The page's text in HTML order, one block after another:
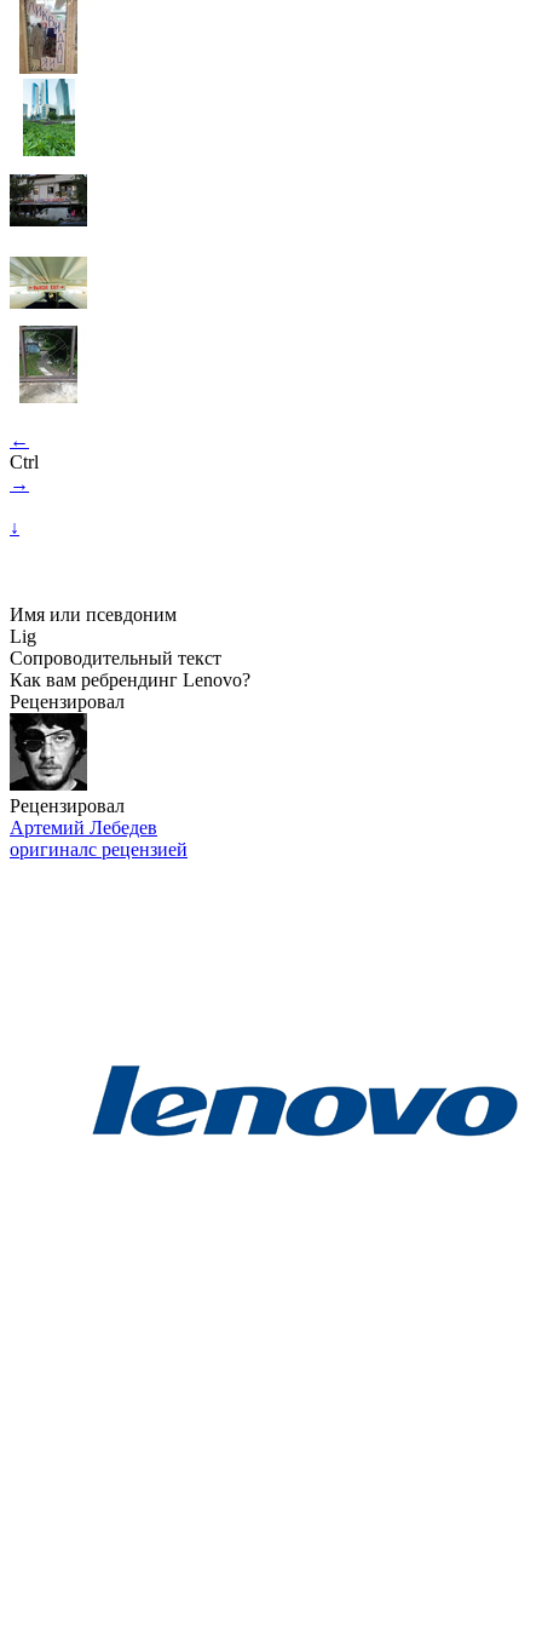
←
Ctrl
→
↓
Имя или псевдоним
Lig
Сопроводительный текст
Как вам ребрендинг Lenovo?
Рецензировал
Рецензировал
Артемий Лебедев
оригиналс рецензией